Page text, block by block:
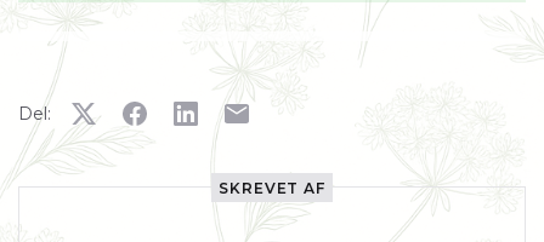
Kræver dækning med pap og tilførsel af
næringsrig jord ovenpå
Muliggør dyrkning direkte ovenpå
eksisterende græs eller ukrudt
Del:
SKREVET AF